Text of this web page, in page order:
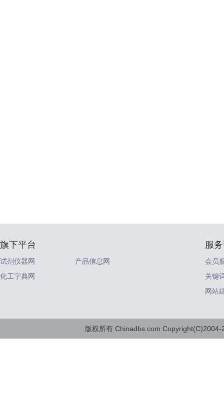
旗下平台
试剂仪器网
产品信息网
化工字典网
服
会员
关键
网站
版权所有 Chinadbs.com